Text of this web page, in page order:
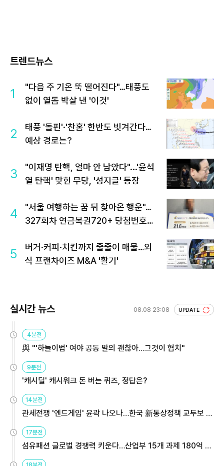
트렌드뉴스
1
"다음 주 기온 뚝 떨어진다"…태풍도
없이 열돔 박살 낸 '이것'
2
태풍 '돌핀'·'찬홈' 한반도 빗겨간다…
예상 경로는?
3
"이재명 탄핵, 얼마 안 남았다"...'윤석
열 탄핵' 맞힌 무당, '성지글' 등장
4
"서울 여행하는 꿈 뒤 찾아온 행운"…
327회차 연금복권720+ 당첨번호조
5
버거·커피·치킨까지 줄줄이 매물…외
식 프랜차이즈 M&A '활기'
실시간 뉴스 08.08 23:08 UPDATE
4분전
與 "'하늘이법' 여야 공동 발의 괜찮아…그것이 협치"
9분전
'캐시딜' 캐시워크 돈 버는 퀴즈, 정답은?
14분전
관세전쟁 '엔드게임' 윤곽 나오나…한국 新통상정책 교두보 활
용해야
17분전
섬유패션 글로벌 경쟁력 키운다…산업부 15개 과제 180억 지
원